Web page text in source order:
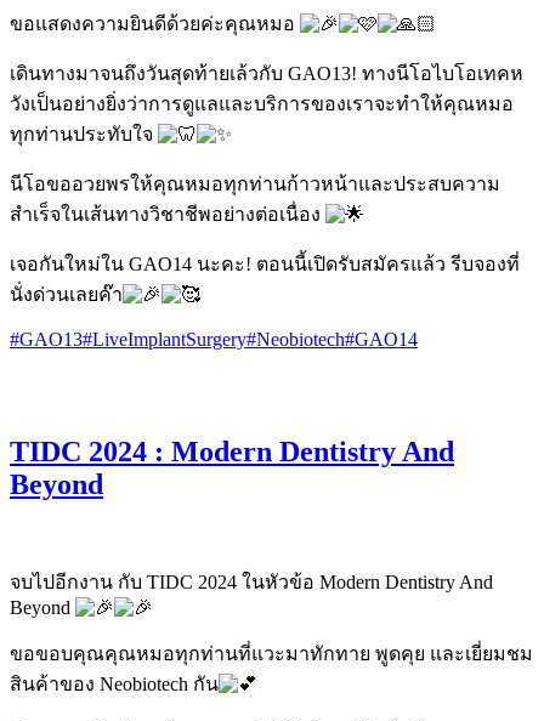
ขอแสดงความยินดีด้วยค่ะคุณหมอ
เดินทางมาจนถึงวันสุดท้ายเล้วกับ GAO13! ทางนีโอไบโอเทคห
วังเป็นอย่างยิ่งว่าการดูแลและบริการของเราจะทำให้คุณหมอ
ทุกท่านประทับใจ
นีโอขออวยพรให้คุณหมอทุกท่านก้าวหน้าและประสบความ
สำเร็จในเส้นทางวิชาชีพอย่างต่อเนื่อง
เจอกันใหม่ใน GAO14 นะคะ! ตอนนี้เปิดรับสมัครแล้ว รีบจองที่
นั่งด่วนเลยค๊า
#GAO13#LiveImplantSurgery#Neobiotech#GAO14
TIDC 2024 : Modern Dentistry And
Beyond
จบไปอีกงาน กับ TIDC 2024 ในหัวข้อ Modern Dentistry And
Beyond
ขอขอบคุณคุณหมอทุกท่านที่แวะมาทักทาย พูดคุย และเยี่ยมชม
สินค้าของ Neobiotech กัน